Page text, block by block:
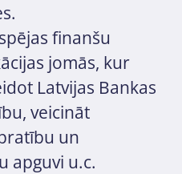
finanšu
jomās, kur
Latvijas Bankas
veicināt
un
apguvi u.c.